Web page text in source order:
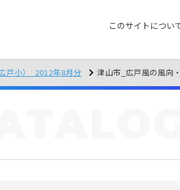
このサイトについ
戸小）_2012年8月分 津山市_広戸風の風向